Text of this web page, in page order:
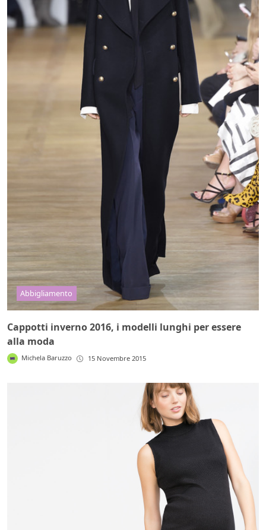
Abbigliamento
Cappotti inverno 2016, i modelli lunghi per essere
alla moda
Michela Baruzzo 15 Novembre 2015